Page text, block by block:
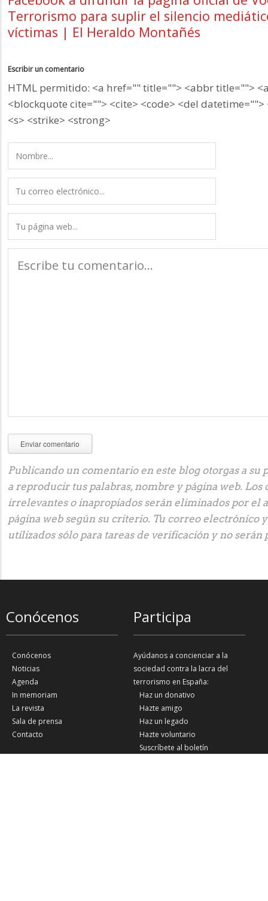
Terrorismo para suplir el silencio
víctimas | El Heraldo Montañés
Escribir un comentario
HTML permitido: <a href="" title=""> <abbr title="">
<blockquote cite=""> <cite> <code> <del datetime="">
<s> <strike> <strong>
Publicando un comentario en este blog otorgas a su
a reproducir tus palabras, nombre y página web. Los
irrelevantes o inapropiados serán eliminados por el
página web según su criterio. Tu correo electrónico
utilizados sólo para tareas de verificación y no serán
Conócenos
Conócenos
Noticias
Agenda
In memoriam
La revista
Sala de prensa
Contacto
Participa
Ayúdanos a concienciar a la
sociedad contra la lacra del
terrorismo en España:
Haz un donativo
Hazte amigo
Haz un legado
Hazte voluntario
Suscríbete al boletín